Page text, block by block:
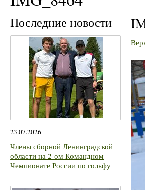
Последние новости
23.07.2026
Члены сборной Ленинградской
области на 2-ом Командном
Чемпионате России по гольфу